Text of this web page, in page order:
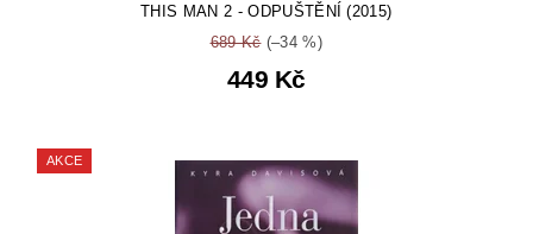
THIS MAN 2 - ODPUŠTĚNÍ (2015)
689 Kč(–34 %)
449 Kč
AKCE